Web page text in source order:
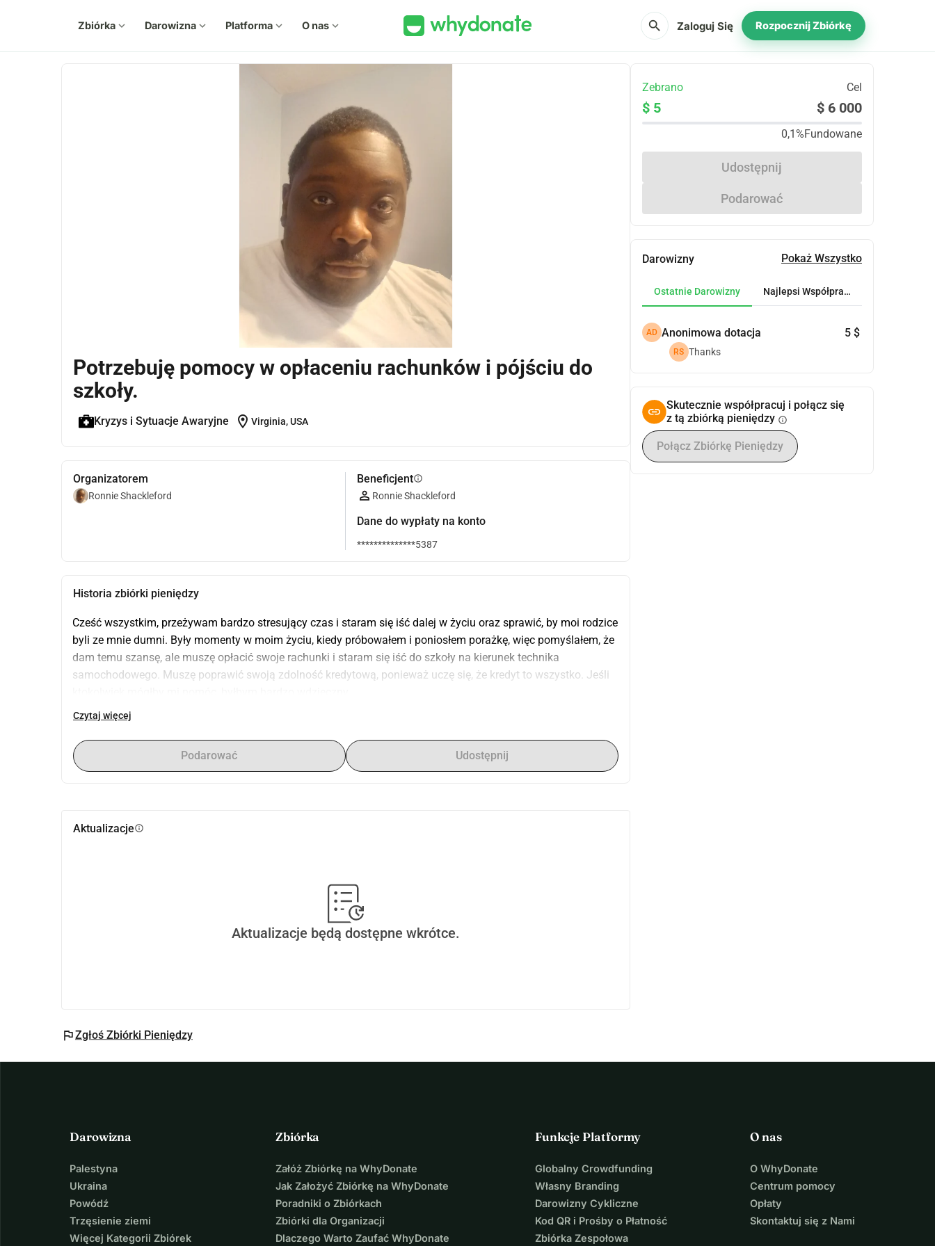
Zbiórka expand_more Darowizna expand_more Platforma expand_more O nas expand_more search Zaloguj Się Rozpocznij Zbiórkę
Potrzebuję pomocy w opłaceniu rachunków i pójściu do
szkoły.
Kryzys i Sytuacje Awaryjne location_on Virginia, USA
Organizatorem
Ronnie Shackleford
Beneficjentinfo
Ronnie Shackleford
Dane do wypłaty na konto
**************5387
Historia zbiórki pieniędzy
Cześć wszystkim, przeżywam bardzo stresujący czas i staram się iść dalej w życiu oraz sprawić, by moi rodzice
byli ze mnie dumni. Były momenty w moim życiu, kiedy próbowałem i poniosłem porażkę, więc pomyślałem, że
dam temu szansę, ale muszę opłacić swoje rachunki i staram się iść do szkoły na kierunek technika
samochodowego. Muszę poprawić swoją zdolność kredytową, ponieważ uczę się, że kredyt to wszystko. Jeśli
Czytaj więcej
Podarować Udostępnij
Aktualizacjeinfo
Aktualizacje będą dostępne wkrótce.
flagZgłoś Zbiórki Pieniędzy
Zebrano Cel
$ 5 $ 6 000
0,1%Fundowane
Udostępnij
Podarować
Darowizny Pokaż Wszystko
Ostatnie Darowizny Najlepsi Współpracownicy
AD Anonimowa dotacja 5 $
RS Thanks
Skutecznie współpracuj i połącz się
z tą zbiórką pieniędzy info
Połącz Zbiórkę Pieniędzy
Darowizna
Palestyna
Ukraina
Powódź
Trzęsienie ziemi
Więcej Kategorii Zbiórek
Zbiórka
Załóż Zbiórkę na WhyDonate
Jak Założyć Zbiórkę na WhyDonate
Poradniki o Zbiórkach
Zbiórki dla Organizacji
Dlaczego Warto Zaufać WhyDonate
Funkcje Platformy
Globalny Crowdfunding
Własny Branding
Darowizny Cykliczne
Kod QR i Prośby o Płatność
Zbiórka Zespołowa
O nas
O WhyDonate
Centrum pomocy
Opłaty
Skontaktuj się z Nami